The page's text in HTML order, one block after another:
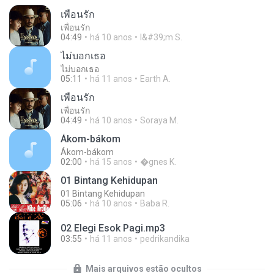
เพื่อนรัก
เพื่อนรัก
04:49
há 10 anos I&#39;m S.
ไม่บอกเธอ
ไม่บอกเธอ
05:11
há 11 anos Earth A.
เพื่อนรัก
เพื่อนรัก
04:49
há 10 anos Soraya M.
Ákom-bákom
Ákom-bákom
02:00
há 15 anos �gnes K.
01 Bintang Kehidupan
01 Bintang Kehidupan
05:06
há 10 anos Baba R.
02 Elegi Esok Pagi.mp3
03:55 há 11 anos pedrikandika
Mais arquivos estão ocultos